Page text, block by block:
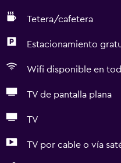
Tetera/cafetera
Estacionamiento
Wifi disponible en
TV de pantalla plana
TV
TV por cable o vía